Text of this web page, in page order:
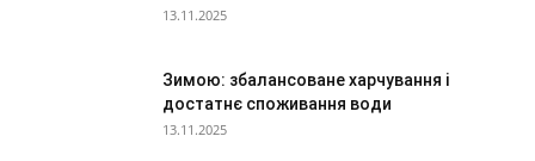
13.11.2025
Зимою: збалансоване харчування і
достатнє споживання води
13.11.2025